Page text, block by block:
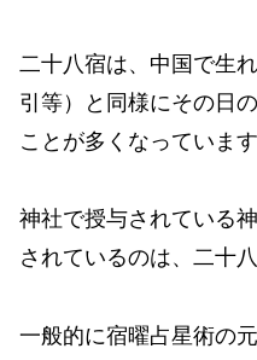
二十八宿は、中国で生
引等）と同様にその日
ことが多くなっています
神社で授与されている
されているのは、二十八
一般的に宿曜占星術の